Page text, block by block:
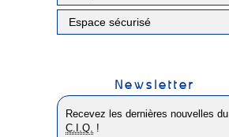
Espace sécurisé
Newsletter
Recevez les dernières nouvelles du
C.I.Q. !